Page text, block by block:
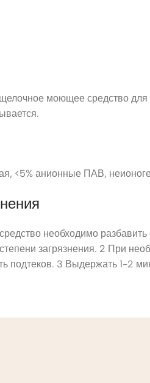
моющее средство для
<5% анионные ПАВ,
необходимо
загрязнения. 2 При
подтеков. 3 Выдержать 1-2